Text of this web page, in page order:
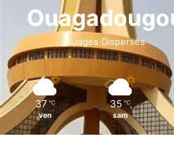
o
k
i
n
Nuages Dispersés
37 ℃
ven
35 ℃
sam